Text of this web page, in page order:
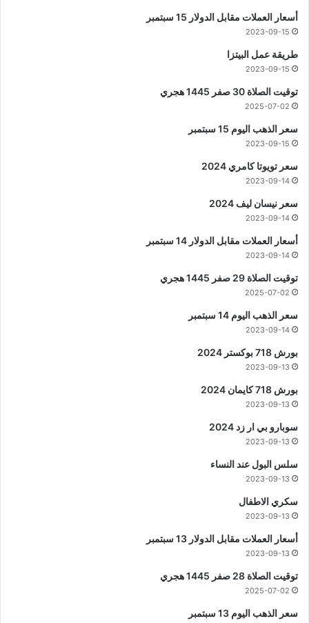
أسعار العملات مقابل الدولار 15 سبتمبر
2023-09-15
طريقة عمل البيتزا
2023-09-15
توقيت الصلاة 30 صفر 1445 هجري
2025-07-02
سعر الذهب اليوم 15 سبتمبر
2023-09-15
سعر تويوتا كامري 2024
2023-09-14
سعر نيسان ليف 2024
2023-09-14
أسعار العملات مقابل الدولار 14 سبتمبر
2023-09-14
توقيت الصلاة 29 صفر 1445 هجري
2025-07-02
سعر الذهب اليوم 14 سبتمبر
2023-09-14
بورش 718 بوكستر 2024
2023-09-13
بورش 718 كايمان 2024
2023-09-13
سوبارو بي ار زد 2024
2023-09-13
سلس البول عند النساء
2023-09-13
سكري الاطفال
2023-09-13
أسعار العملات مقابل الدولار 13 سبتمبر
2023-09-13
توقيت الصلاة 28 صفر 1445 هجري
2025-07-02
سعر الذهب اليوم 13 سبتمبر